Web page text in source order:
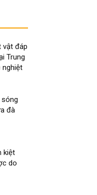
vật đáp
Trung
nghiệt
đà
kiệt
do